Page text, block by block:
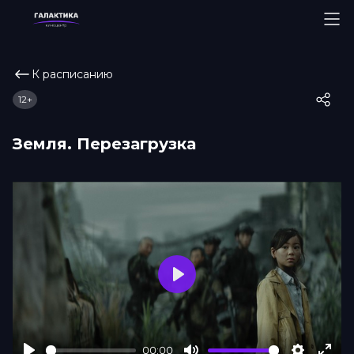
К расписанию
Земля. Перезагрузка
12+
00:00
Play